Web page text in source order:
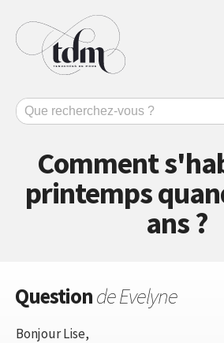
Comment
printemps
ans ?
Questionde Evelyne
Bonjour Lise,